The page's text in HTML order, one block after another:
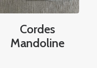
Cordes
Mandoline